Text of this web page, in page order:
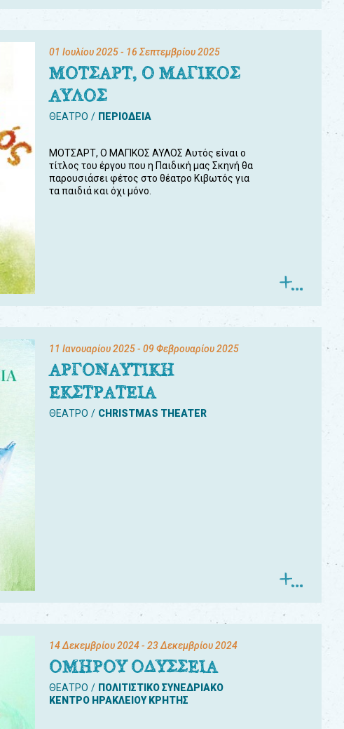
01 Ιουλίου 2025- 16 Σεπτεμβρίου 2025
ΜΟΤΣΑΡΤ, Ο ΜΑΓΙΚΟΣ
ΑΥΛΟΣ
ΘΕΑΤΡΟ ΠΕΡΙΟΔΕΙΑ
ΜΟΤΣΑΡΤ, Ο ΜΑΓΙΚΟΣ ΑΥΛΟΣ Αυτός είναι ο
τίτλος του έργου που η Παιδική μας Σκηνή θα
παρουσιάσει φέτος στο θέατρο Κιβωτός για
τα παιδιά και όχι μόνο.
11 Ιανουαρίου 2025- 09 Φεβρουαρίου 2025
ΑΡΓΟΝΑΥΤΙΚΗ
ΕΚΣΤΡΑΤΕΙΑ
ΘΕΑΤΡΟ CHRISTMAS THEATER
14 Δεκεμβρίου 2024- 23 Δεκεμβρίου 2024
ΟΜΗΡΟΥ ΟΔΥΣΣΕΙΑ
ΘΕΑΤΡΟ
ΠΟΛΙΤΙΣΤΙΚΟ ΣΥΝΕΔΡΙΑΚΟ
ΚΕΝΤΡΟ ΗΡΑΚΛΕΙΟΥ ΚΡΗΤΗΣ